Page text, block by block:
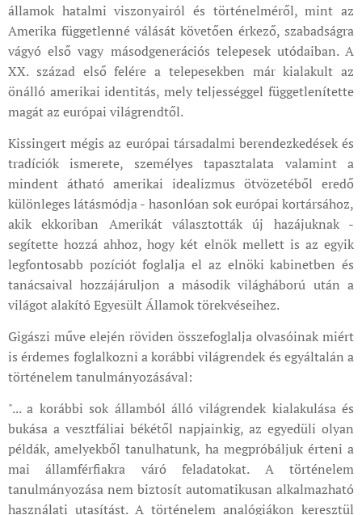
államok hatalmi viszonyairól és történelméről, mint az
Amerika függetlenné válását követően érkező, szabadságra
vágyó első vagy másodgenerációs telepesek utódaiban. A
XX. század első felére a telepesekben már kialakult az
önálló amerikai identitás, mely teljességgel függetlenítette
magát az európai világrendtől.
Kissingert mégis az európai társadalmi berendezkedések és
tradíciók ismerete, személyes tapasztalata valamint a
mindent átható amerikai idealizmus ötvözetéből eredő
különleges látásmódja - hasonlóan sok európai kortársához,
akik ekkoriban Amerikát választották új hazájuknak -
segítette hozzá ahhoz, hogy két elnök mellett is az egyik
legfontosabb pozíciót foglalja el az elnöki kabinetben és
tanácsaival hozzájáruljon a második világháború után a
világot alakító Egyesült Államok törekvéseihez.
Gigászi műve elején röviden összefoglalja olvasóinak miért
is érdemes foglalkozni a korábbi világrendek és egyáltalán a
történelem tanulmányozásával:
"... a korábbi sok államból álló világrendek kialakulása és
bukása a vesztfáliai békétől napjainkig, az egyedüli olyan
példák, amelyekből tanulhatunk, ha megpróbáljuk érteni a
mai államférfiakra váró feladatokat. A történelem
tanulmányozása nem biztosít automatikusan alkalmazható
használati utasítást. A történelem analógiákon keresztül